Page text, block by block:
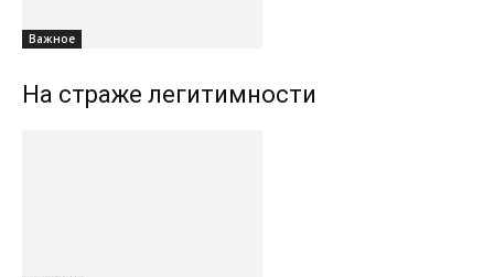
Важное
На страже легитимности